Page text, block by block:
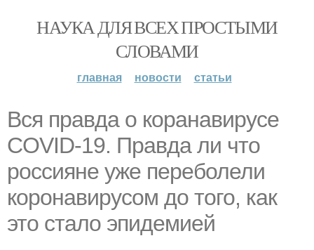
НАУКА ДЛЯ ВСЕХ ПРОСТЫМИ
СЛОВАМИ
главная новости статьи
Вся правда о коранавирусе
COVID-19. Правда ли что
россияне уже переболели
коронавирусом до того, как
это стало эпидемией